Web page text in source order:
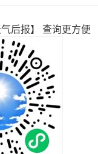
后报】 查询更方便